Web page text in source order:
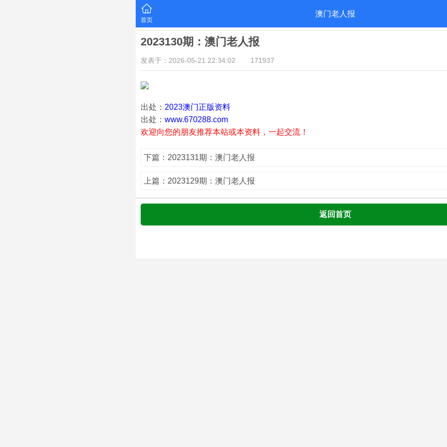
首页
澳门老人报
2023130期：澳门老人报
发表于：2026-05-21 22:34:02 171937
出处： 2023澳门正版资料
出处： www.670288.com
欢迎向您的朋友推荐本站或本资料，一起交流！
下篇：2023131期：澳门老人报
上篇：2023129期：澳门老人报
返回首页